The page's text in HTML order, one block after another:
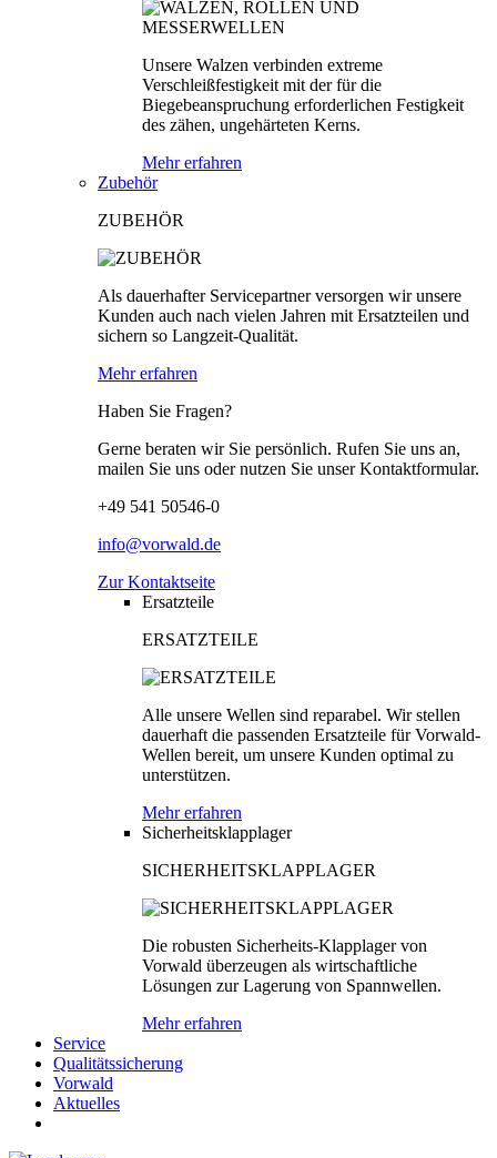
Unsere Walzen verbinden extreme
Verschleißfestigkeit mit der für die
Biegebeanspruchung erforderlichen Festigkeit
des zähen, ungehärteten Kerns.
Mehr erfahren
Zubehör
ZUBEHÖR
Als dauerhafter Servicepartner versorgen wir unsere
Kunden auch nach vielen Jahren mit Ersatzteilen und
sichern so Langzeit-Qualität.
Mehr erfahren
Haben Sie Fragen?
Gerne beraten wir Sie persönlich. Rufen Sie uns an,
mailen Sie uns oder nutzen Sie unser Kontaktformular.
+49 541 50546-0
info@vorwald.de
Zur Kontaktseite
Ersatzteile
ERSATZTEILE
Alle unsere Wellen sind reparabel. Wir stellen
dauerhaft die passenden Ersatzteile für Vorwald-
Wellen bereit, um unsere Kunden optimal zu
unterstützen.
Mehr erfahren
Sicherheitsklapplager
SICHERHEITSKLAPPLAGER
Die robusten Sicherheits-Klapplager von
Vorwald überzeugen als wirtschaftliche
Lösungen zur Lagerung von Spannwellen.
Mehr erfahren
Service
Qualitätssicherung
Vorwald
Aktuelles